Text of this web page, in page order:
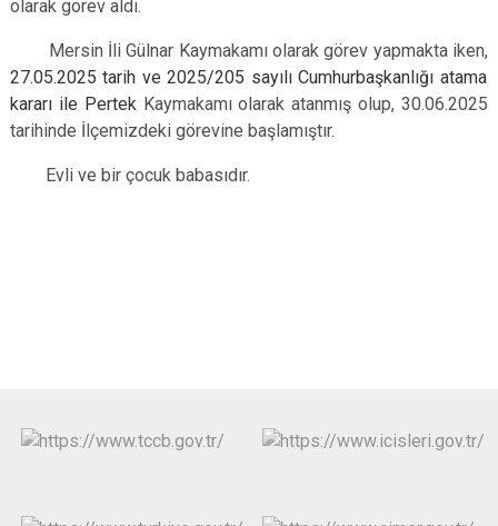
olarak görev aldı.
Mersin İli Gülnar Kaymakamı olarak görev yapmakta iken,
27.05.2025 tarih ve 2025/205 sayılı Cumhurbaşkanlığı atama
kararı ile Pertek Kaymakamı olarak atanmış olup, 30.06.2025
tarihinde İlçemizdeki görevine başlamıştır.
Evli ve bir çocuk babasıdır.